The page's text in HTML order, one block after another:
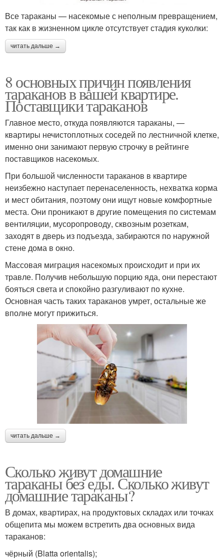
Все тараканы — насекомые с неполным превращением,
так как в жизненном цикле отсутствует стадия куколки:
читать дальше →
8 основных причин появления
тараканов в вашей квартире.
Поставщики тараканов
Главное место, откуда появляются тараканы, —
квартиры нечистоплотных соседей по лестничной клетке,
именно они занимают первую строчку в рейтинге
поставщиков насекомых.
При большой численности тараканов в квартире
неизбежно наступает перенаселенность, нехватка корма
и мест обитания, поэтому они ищут новые комфортные
места. Они проникают в другие помещения по системам
вентиляции, мусоропроводу, сквозным розеткам,
заходят в дверь из подъезда, забираются по наружной
стене дома в окно.
Массовая миграция насекомых происходит и при их
травле. Получив небольшую порцию яда, они перестают
бояться света и спокойно разгуливают по кухне.
Основная часть таких тараканов умрет, остальные же
вполне могут прижиться.
читать дальше →
Сколько живут домашние
тараканы без еды. Сколько живут
домашние тараканы?
В домах, квартирах, на продуктовых складах или точках
общепита мы можем встретить два основных вида
тараканов:
чёрный (Blatta orientalis);